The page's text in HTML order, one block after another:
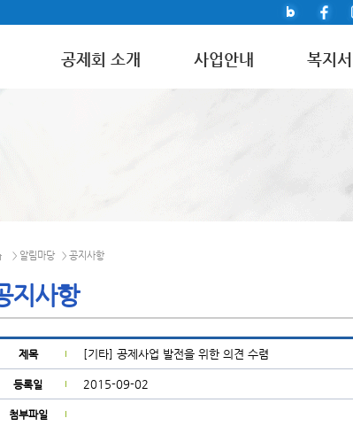
공제회 소개 사업안내 복지
> 알림마당 > 공지사항
지사항
제목 [기타] 공제사업 발전을 위한 의견 수렴
등록일 2015-09-02
첨부파일